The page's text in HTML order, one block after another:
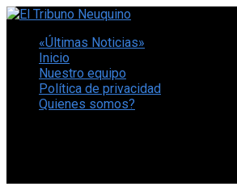
«Últimas Noticias»
Inicio
Nuestro equipo
Política de privacidad
Quienes somos?